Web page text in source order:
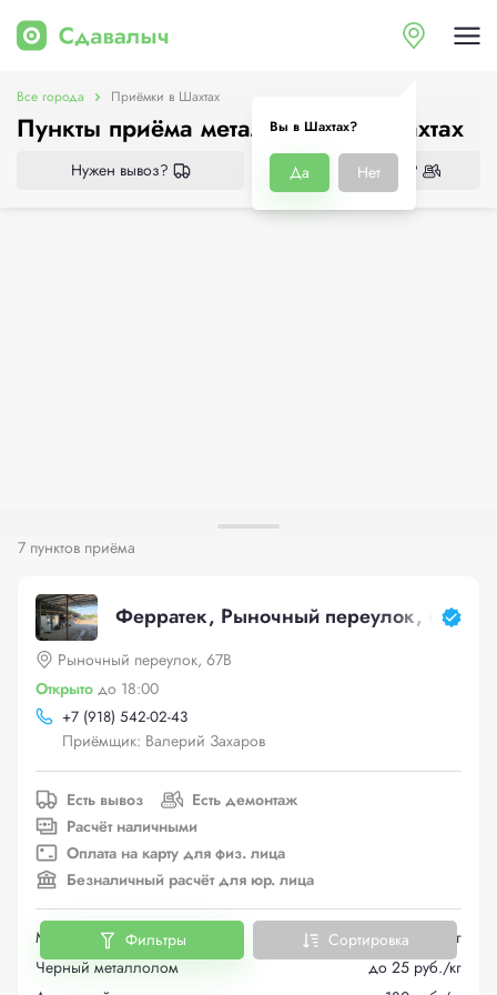
Вы в Шахтах?
Да Нет
Все города Приёмки в Шахтах
Пункты приёма металлолома в Шахтах
Нужен вывоз? Нужен демонтаж?
7 пунктов приёма
Ферратек, Рыночный переулок, 67В
Рыночный переулок, 67В
Открыто до 18:00
+7 (918) 542-02-43
Приёмщик: Валерий Захаров
Есть вывоз
Есть демонтаж
Расчёт наличными
Оплата на карту для физ. лица
Безналичный расчёт для юр. лица
Медь
до 665 руб./кг
Черный металлолом
до 25 руб./кг
Фильтры Сортировка